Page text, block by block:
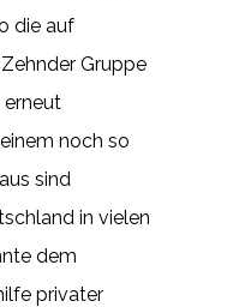
die auf
Gruppe
erneut
noch so
sind
in vielen
dem
privater